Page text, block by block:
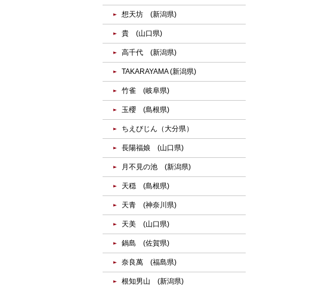
想天坊 (新潟県)
貴 (山口県)
高千代 (新潟県)
TAKARAYAMA (新潟県)
竹雀 (岐阜県)
玉櫻 (島根県)
ちえびじん（大分県）
長陽福娘 (山口県)
月不見の池 (新潟県)
天穏 (島根県)
天青 (神奈川県)
天美 (山口県)
鍋島 (佐賀県)
奈良萬 (福島県)
根知男山 (新潟県)